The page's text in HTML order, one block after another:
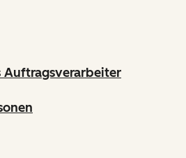
Auftragsverarbeiter